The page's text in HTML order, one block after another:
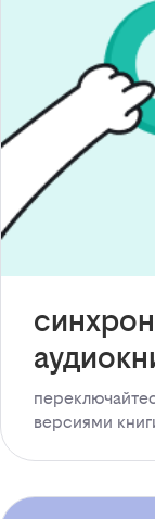
версиями